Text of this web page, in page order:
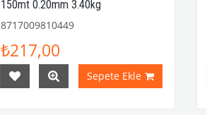
150mt 0.20mm 3.40kg
8717009810449
₺217,00
Sepete Ekle